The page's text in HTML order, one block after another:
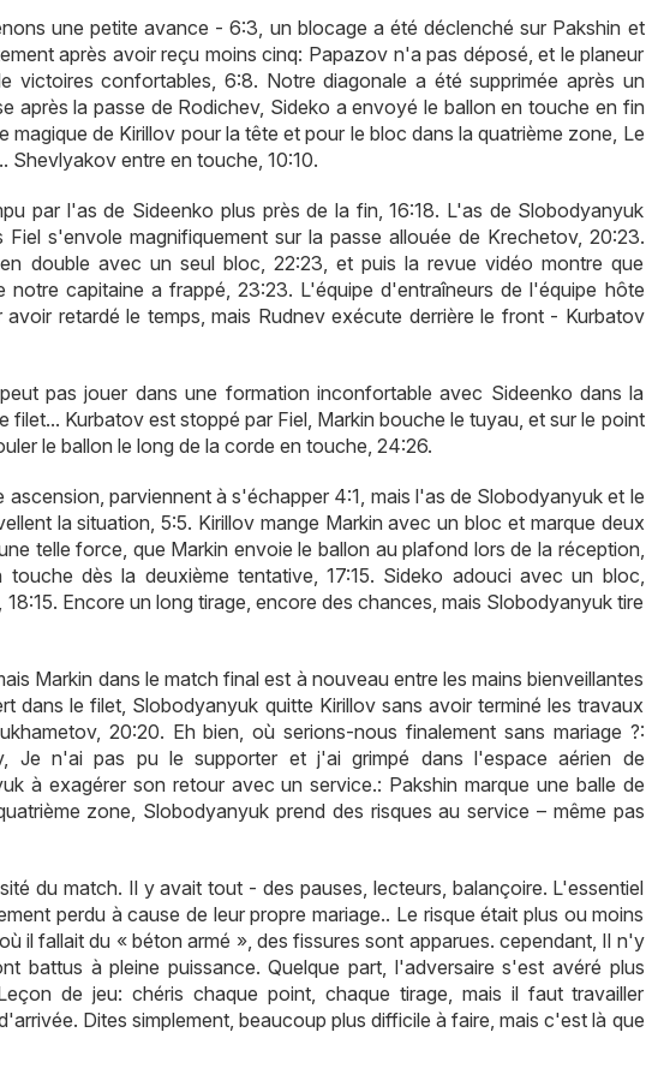
une petite avance - 6:3, un blocage a été déclenché sur Pakshin et
après avoir reçu moins cinq: Papazov n'a pas déposé, et le planeur
victoires confortables, 6:8. Notre diagonale a été supprimée après un
après la passe de Rodichev, Sideko a envoyé le ballon en touche en fin
de Kirillov pour la tête et pour le bloc dans la quatrième zone, Le
Shevlyakov entre en touche, 10:10.
par l'as de Sideenko plus près de la fin, 16:18. L'as de Slobodyanyuk
s'envole magnifiquement sur la passe allouée de Krechetov, 20:23.
double avec un seul bloc, 22:23, et puis la revue vidéo montre que
capitaine a frappé, 23:23. L'équipe d'entraîneurs de l'équipe hôte
retardé le temps, mais Rudnev exécute derrière le front - Kurbatov
pas jouer dans une formation inconfortable avec Sideenko dans la
filet... Kurbatov est stoppé par Fiel, Markin bouche le tuyau, et sur le point
le ballon le long de la corde en touche, 24:26.
ascension, parviennent à s'échapper 4:1, mais l'as de Slobodyanyuk et le
la situation, 5:5. Kirillov mange Markin avec un bloc et marque deux
telle force, que Markin envoie le ballon au plafond lors de la réception,
touche dès la deuxième tentative, 17:15. Sideko adouci avec un bloc,
Encore un long tirage, encore des chances, mais Slobodyanyuk tire
Markin dans le match final est à nouveau entre les mains bienveillantes
dans le filet, Slobodyanyuk quitte Kirillov sans avoir terminé les travaux
20:20. Eh bien, où serions-nous finalement sans mariage ?:
Je n'ai pas pu le supporter et j'ai grimpé dans l'espace aérien de
à exagérer son retour avec un service.: Pakshin marque une balle de
zone, Slobodyanyuk prend des risques au service – même pas
du match. Il y avait tout - des pauses, lecteurs, balançoire. L'essentiel
perdu à cause de leur propre mariage.. Le risque était plus ou moins
il fallait du « béton armé », des fissures sont apparues. cependant, Il n'y
battus à pleine puissance. Quelque part, l'adversaire s'est avéré plus
de jeu: chéris chaque point, chaque tirage, mais il faut travailler
Dites simplement, beaucoup plus difficile à faire, mais c'est là que